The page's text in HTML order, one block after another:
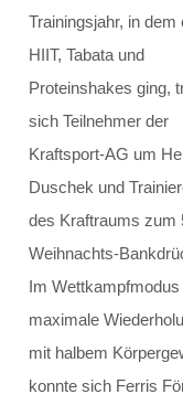
Internationale
Elternnetzwerk
UNTERRICHT
Fachgruppen
Biologie
Trainingsjahr, in dem
HIIT, Tabata und
Proteinshakes ging,
sich Teilnehmer der
Kraftsport-AG um
Duschek und
des Kraftraums zum
Weihnachts-
Im Wettkampfmodus
maximale
mit halbem
konnte sich Ferris